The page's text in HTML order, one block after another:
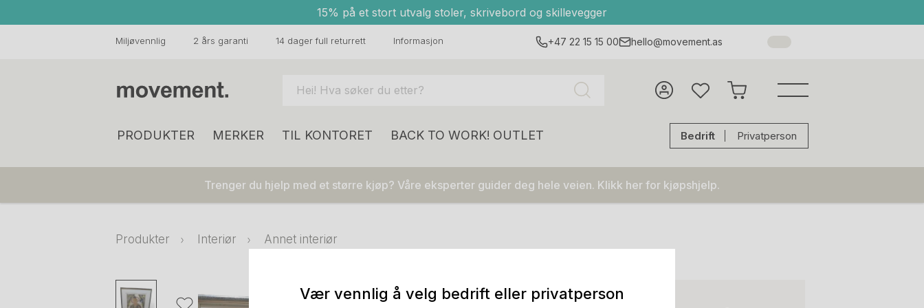
15% på et stort utvalg stoler, skrivebord og skillevegger
Miljøvennlig 2 års garanti 14 dager full returrett Informasjon +47 22 15 15 00 hello@movement.as
PRODUKTER MERKER TIL KONTORET BACK TO WORK! OUTLET Bedrift Privatperson
Trenger du hjelp med et større kjøp? Våre eksperter guider deg hele veien. Klikk her for kjøpshjelp.
Produkter Interiør Annet interiør
Vær vennlig å velg bedrift eller privatperson